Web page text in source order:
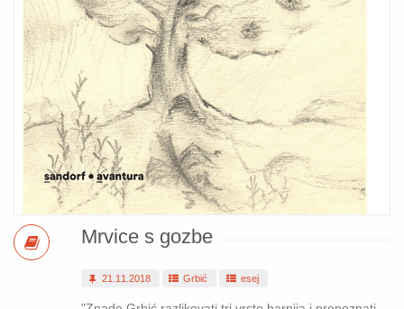
Mrvice s gozbe
21.11.2018 Grbić esej